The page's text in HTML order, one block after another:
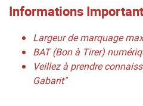
Informations
Largeur de marquage
BAT (Bon à Tirer)
Veillez à prendre
Gabarit"